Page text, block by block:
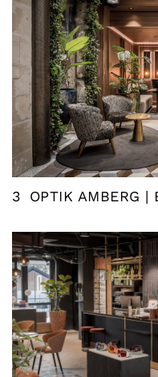
3 OPTIK AMBERG |